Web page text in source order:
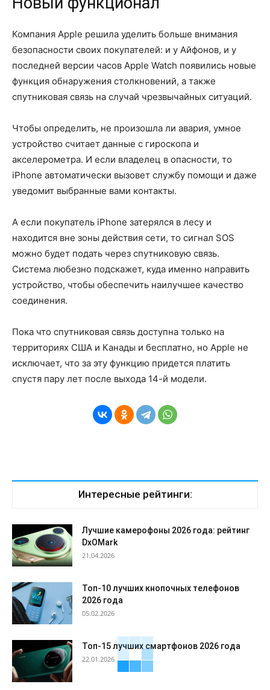
Компания Apple решила уделить больше внимания
безопасности своих покупателей: и у Айфонов, и у
последней версии часов Apple Watch появились новые
функция обнаружения столкновений, а также
спутниковая связь на случай чрезвычайных ситуаций.
Чтобы определить, не произошла ли авария, умное
устройство считает данные с гироскопа и
акселерометра. И если владелец в опасности, то
iPhone автоматически вызовет службу помощи и даже
уведомит выбранные вами контакты.
А если покупатель iPhone затерялся в лесу и
находится вне зоны действия сети, то сигнал SOS
можно будет подать через спутниковую связь.
Система любезно подскажет, куда именно направить
устройство, чтобы обеспечить наилучшее качество
соединения.
Пока что спутниковая связь доступна только на
территориях США и Канады и бесплатно, но Apple не
исключает, что за эту функцию придется платить
спустя пару лет после выхода 14-й модели.
Интересные рейтинги:
Лучшие камерофоны 2026 года: рейтинг
DxOMark
21.04.2026
Топ-10 лучших кнопочных телефонов
2026 года
05.02.2026
Топ-15 лучших смартфонов 2026 года
22.01.2026